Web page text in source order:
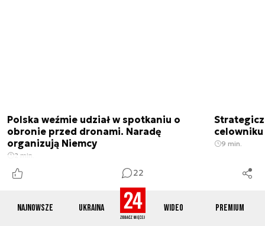
Najnowsze Ukraina Wideo Premium
22
Polska weźmie udział w spotkaniu o
obronie przed dronami. Naradę
organizują Niemcy
2 min.
9 min.